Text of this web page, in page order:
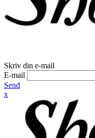
Skriv din e-mail
E-mail
Send
x